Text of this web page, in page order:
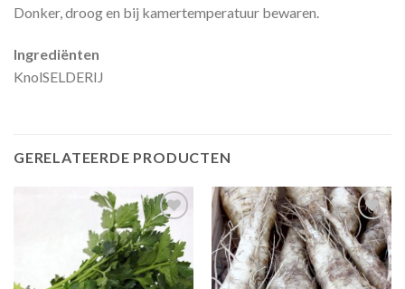
Donker, droog en bij kamertemperatuur bewaren.
Ingrediënten
KnolSELDERIJ
GERELATEERDE PRODUCTEN
Zet in
mijn
favorieten
Zet in
mijn
favorieten